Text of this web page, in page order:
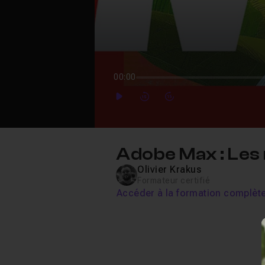
00:00
PlayForwardForward
Adobe Max :
Olivier Krakus
Accéder à la formation